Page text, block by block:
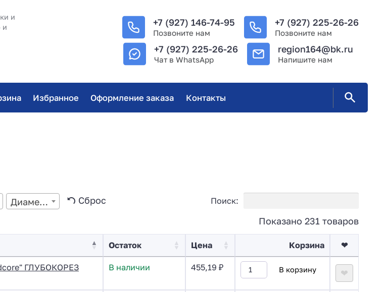
и
и
+7 (927) 146-74-95
Позвоните нам
+7 (927) 225-26-26
Позвоните нам
+7 (927) 225-26-26
Чат в WhatsApp
region164@bk.ru
Напишите нам
Избранное Оформление заказа Контакты
Диаметр Сброс Поиск:
Показано 231 товаров
Остаток Цена Корзина ❤
ГЛУБОКОРЕЗ
В наличии 455,19 ₽ В корзину ❤